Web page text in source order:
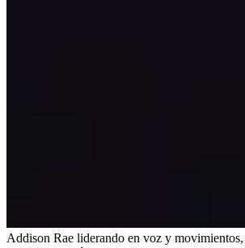
Addison Rae liderando en voz y